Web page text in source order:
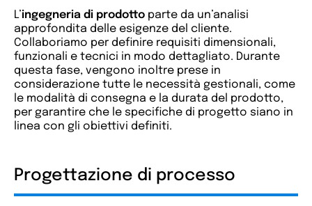
L’ingegneria di prodotto parte da un’analisi
approfondita delle esigenze del cliente.
Collaboriamo per definire requisiti dimensionali,
funzionali e tecnici in modo dettagliato. Durante
questa fase, vengono inoltre prese in
considerazione tutte le necessità gestionali, come
le modalità di consegna e la durata del prodotto,
per garantire che le specifiche di progetto siano in
linea con gli obiettivi definiti.
Progettazione di processo